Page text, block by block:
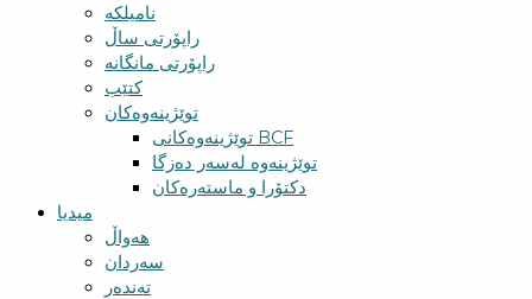
نامیلکە
راپۆرتی ساڵ
راپۆرتی مانگانە
کتێب
توێژینەوەکان
توێژینەوەکانی BCF​
توێژینەوە لەسەر دەزگا
دکتۆرا و ماستەرەکان
میدیا
‌‌هەواڵ
سه‌ردان
تەندەر